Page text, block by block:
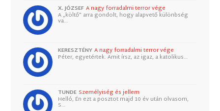
X. JÓZSEF A nagy forradalmi terror vége
A „költő” arra gondolt, hogy alapvető különbség
va…
KERESZTÉNY A nagy forradalmi terror vége
Péter, egyetértek. Amit írsz, az igaz, a katolikus…
TUNDE Személyiség és jellem
Helló, Én ezt a posztot majd 10 év után olvasom,
S…